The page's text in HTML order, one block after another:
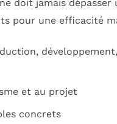
doit jamais dépasser
pour une efficacité
développement,
et au projet
concrets